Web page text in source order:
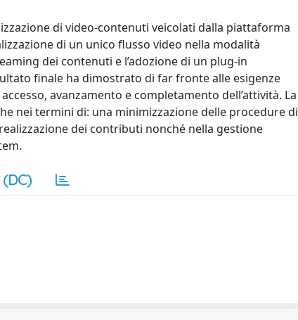
di video-contenuti veicolati dalla piattaforma
di un unico flusso video nella modalità
dei contenuti e l’adozione di un plug-in
finale ha dimostrato di far fronte alle esigenze
avanzamento e completamento dell’attività. La
nei termini di: una minimizzazione delle procedure di
dei contributi nonché nella gestione